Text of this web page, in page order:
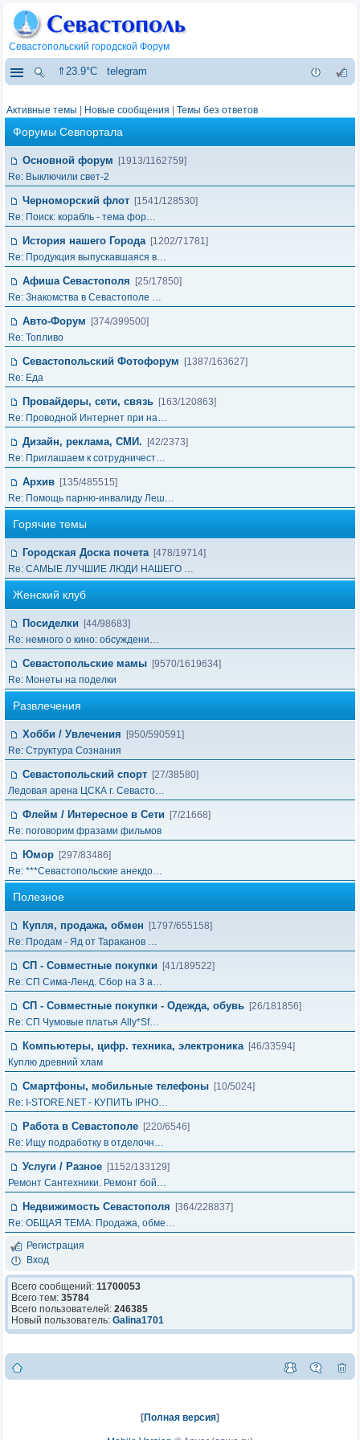
Севастопольский городской Форум
⇑23.9°C telegram
Активные темы Новые сообщения Темы без ответов
Форумы Севпортала
Основной форум
[1913/1162759]
Re: Выключили свет-2
Черноморский флот [1541/128530]
Re: Поиск: корабль - тема фор…
История нашего Города [1202/71781]
Re: Продукция выпускавшаяся в…
Афиша Севастополя
[25/17850]
Re: Знакомства в Севастополе …
Авто-Форум
[374/399500]
Re: Топливо
Севастопольский Фотофорум
[1387/163627]
Re: Еда
Провайдеры, сети, связь [163/120863]
Re: Проводной Интернет при на…
Дизайн, реклама, СМИ.
[42/2373]
Re: Приглашаем к сотрудничест…
Архив [135/485515]
Re: Помощь парню-инвалиду Леш…
Горячие темы
Городская Доска почета [478/19714]
Re: САМЫЕ ЛУЧШИЕ ЛЮДИ НАШЕГО …
Женский клуб
Посиделки
[44/98683]
Re: немного о кино: обсуждени…
Севастопольские мамы [9570/1619634]
Re: Монеты на поделки
Развлечения
Хобби / Увлечения
[950/590591]
Re: Структура Сознания
Севастопольский спорт [27/38580]
Ледовая арена ЦСКА г. Севасто…
Флейм / Интересное в Cети
[7/21668]
Re: поговорим фразами фильмов
Юмор [297/83486]
Re: ***Севастопольские анекдо…
Полезное
Купля, продажа, обмен
[1797/655158]
Re: Продам - Яд от Тараканов …
СП - Совместные покупки
[41/189522]
Re: СП Сима-Ленд. Сбор на 3 а…
СП - Совместные покупки - Одежда, обувь [26/181856]
Re: СП Чумовые платья Ally*Sf…
Компьютеры, цифр. техника, электроника [46/33594]
Куплю древний хлам
Смартфоны, мобильные телефоны [10/5024]
Re: I-STORE.NET - КУПИТЬ IPHO…
Работа в Севастополе [220/6546]
Re: Ищу подработку в отделочн…
Услуги / Разное [1152/133129]
Ремонт Сантехники. Ремонт бой…
Недвижимость Севастополя
[364/228837]
Re: ОБЩАЯ ТЕМА: Продажа, обме…
Регистрация
Вход
Всего сообщений: 11700053
Всего тем: 35784
Всего пользователей: 246385
Новый пользователь: Galina1701
[Полная версия]